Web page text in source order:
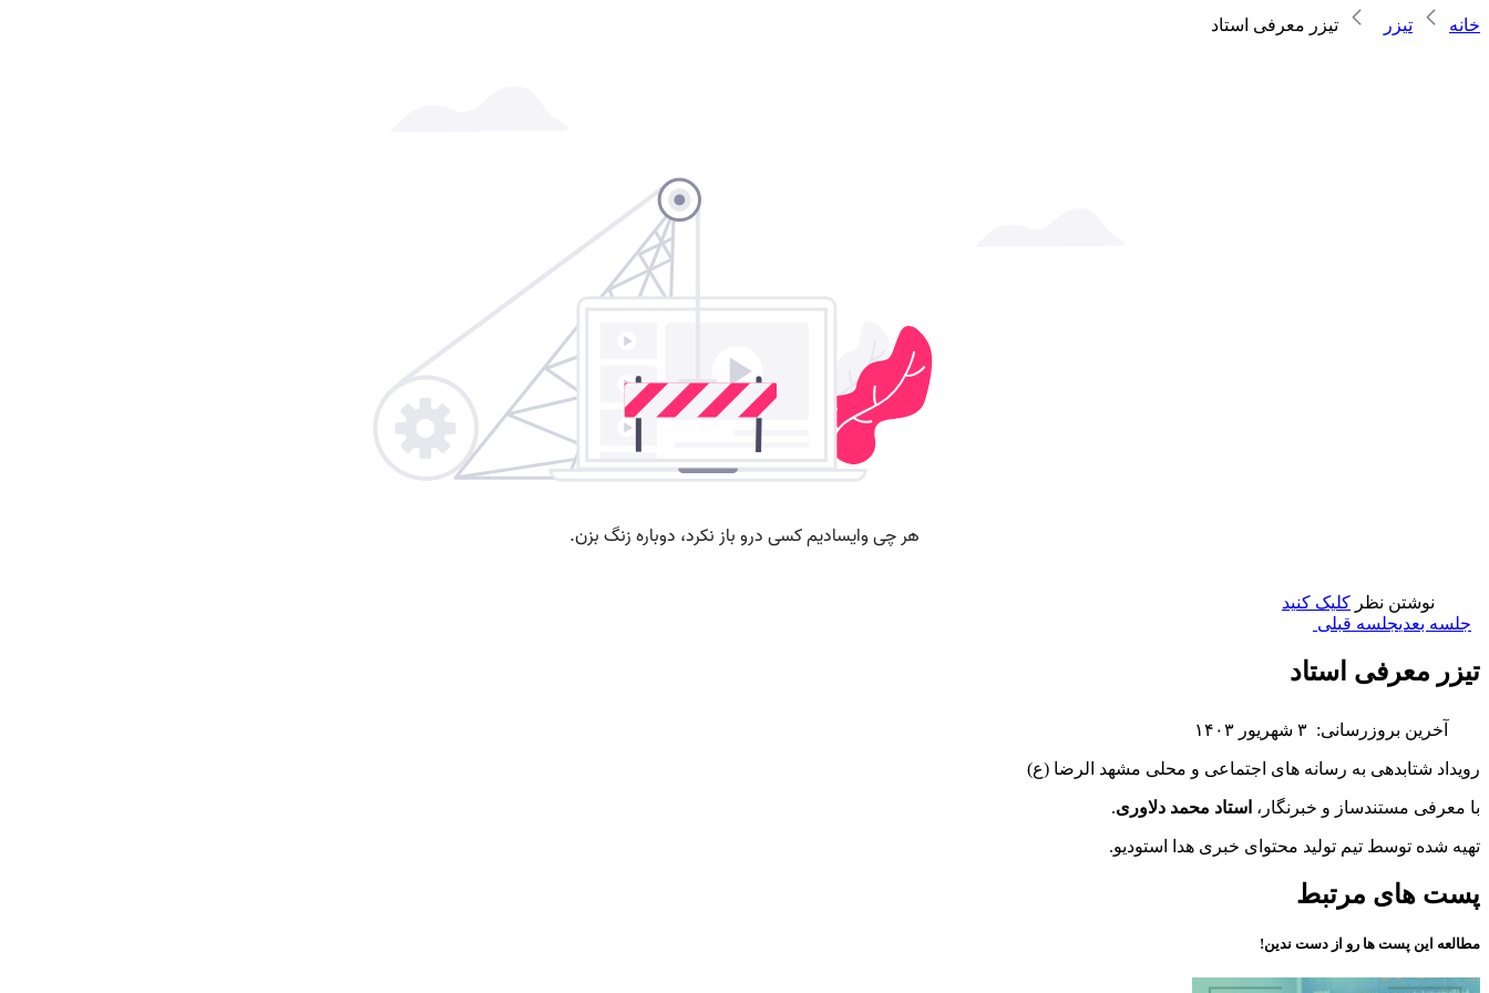
خانه تیزر تیزر معرفی استاد
نوشتن نظر کلیک کنید
جلسه بعدیجلسه قبلی
تیزر معرفی استاد
آخرین بروزرسانی: ۳ شهریور ۱۴۰۳
رویداد شتابدهی به رسانه های اجتماعی و محلی مشهد الرضا (ع)
با معرفی مستندساز و خبرنگار، استاد محمد دلاوری.
تهیه شده توسط تیم تولید محتوای خبری هدا استودیو.
پست های مرتبط
مطالعه این پست ها رو از دست ندین!